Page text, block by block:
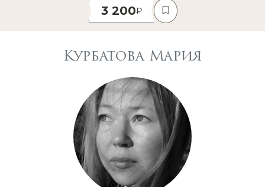
3 200
Курбатова Мария